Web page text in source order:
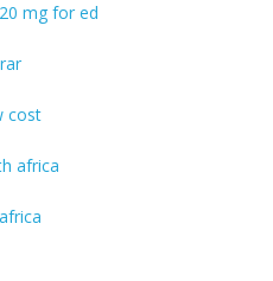
mg for ed
cost
africa